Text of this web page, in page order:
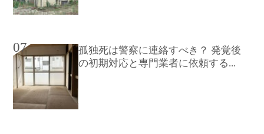
07
孤独死は警察に連絡すべき？ 発覚後
の初期対応と専門業者に依頼する...